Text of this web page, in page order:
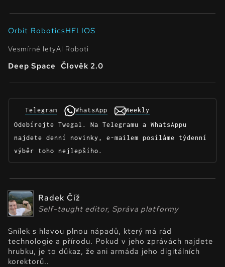
Orbit RoboticsHELIOS
Vesmírné letyAI Roboti
Deep Space Člověk 2.0
Telegram WhatsApp
Weekly
Odebírejte Twegal. Na Telegramu a WhatsAppu
najdete denní novinky, e-mailem posíláme týdenní
výběr toho nejlepšího.
Radek Číž
Self-taught editor, Správa platformy
Snílek s hlavou plnou nápadů, který má rád
technologie a přírodu. Pokud v jeho zprávách najdete
hrubku, je to důkaz, že ani armáda jeho digitálních
korektorů..